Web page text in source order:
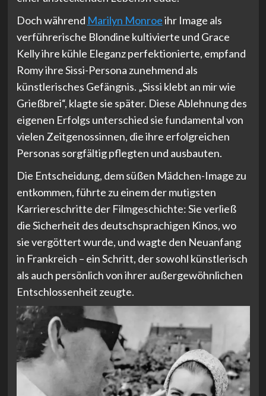
Doch während Marilyn Monroeihr Image als
verführerische Blondine kultivierte und Grace
Kelly ihre kühle Eleganz perfektionierte, empfand
Romy ihre Sissi-Persona zunehmend als
künstlerisches Gefängnis. „Sissi klebt an mir wie
Grießbrei“, klagte sie später. Diese Ablehnung des
eigenen Erfolgs unterschied sie fundamental von
vielen Zeitgenossinnen, die ihre erfolgreichen
Personas sorgfältig pflegten und ausbauten.
Die Entscheidung, dem süßen Mädchen-Image zu
entkommen, führte zu einem der mutigsten
Karriereschritte der Filmgeschichte: Sie verließ
die Sicherheit des deutschsprachigen Kinos, wo
sie vergöttert wurde, und wagte den Neuanfang
in Frankreich – ein Schritt, der sowohl künstlerisch
als auch persönlich von ihrer außergewöhnlichen
Entschlossenheit zeugte.